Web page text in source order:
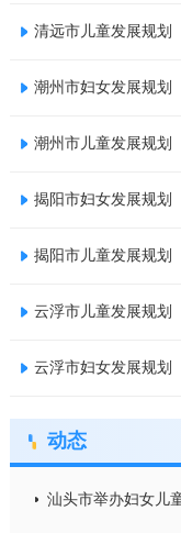
清远市儿童发展规划
潮州市妇女发展规划
潮州市儿童发展规划
揭阳市妇女发展规划
揭阳市儿童发展规划
云浮市儿童发展规划
云浮市妇女发展规划
动态
汕头市举办妇女儿